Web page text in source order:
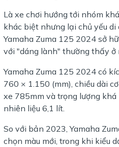
Là xe chơi hướng tới nhóm
khác biệt nhưng lại chủ yếu di
Yamaha Zuma 125 2024 sở
với "dáng lành" thường thấy ở
Yamaha Zuma 125 2024 có
760 × 1.150 (mm), chiều dài
xe 785mm và trọng lượng khá
nhiên liệu 6,1 lít.
So với bản 2023, Yamaha
chọn màu mới, trong khi kiểu